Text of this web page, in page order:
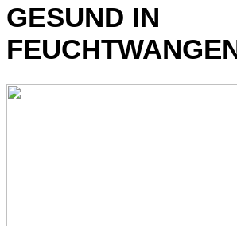
GESUND IN